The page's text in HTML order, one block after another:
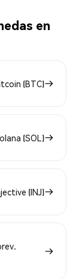
en
(BTC)
(SOL)
(INJ)